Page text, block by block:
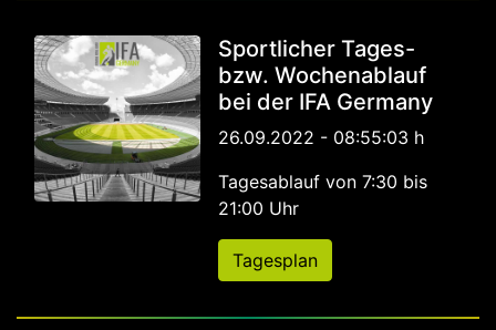
Sportlicher Tages-
bzw. Wochenablauf
bei der IFA Germany
26.09.2022 - 08:55:03 h
Tagesablauf von 7:30 bis
21:00 Uhr
Tagesplan